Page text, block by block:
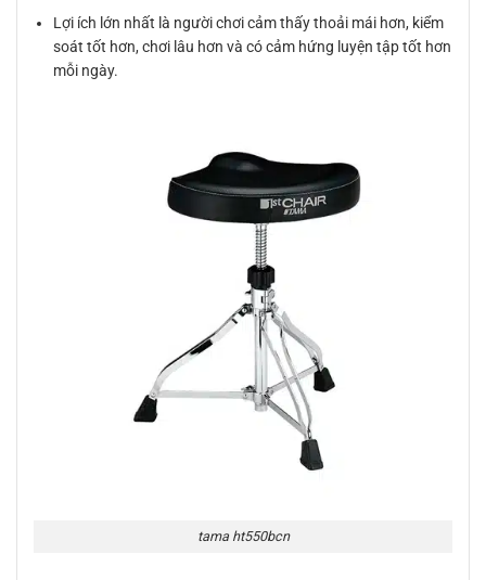
Lợi ích lớn nhất là người chơi cảm thấy thoải mái hơn, kiểm
soát tốt hơn, chơi lâu hơn và có cảm hứng luyện tập tốt hơn
mỗi ngày.
tama ht550bcn